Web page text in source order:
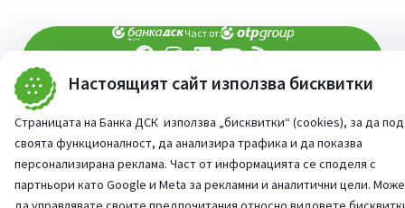
Настоящият сайт използва бисквитки
Страницата на Банка ДСК използва „бисквитки“ (cookies), за да
своята функционалност, да анализира трафика и да показва
персонализирана реклама. Част от информацията се споделя с
партньори като Google и Meta за рекламни и аналитични цели.
Част от:
При въпроси - попитай AI асистента ни
©2026 Всички права запазени
Сайт от:StudioX